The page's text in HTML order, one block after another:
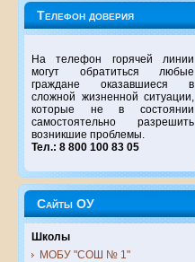
Телефон доверия
На телефон горячей линии
могут обратиться любые
граждане оказавшиеся в
сложной жизненной ситуации,
которые не в состоянии
самостоятельно разрешить
возникшие проблемы.
Тел.: 8 800 100 83 05
Сайты ОУ
Школы
МОБУ "СОШ № 1"